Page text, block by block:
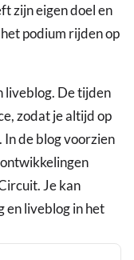
zijn eigen doel en
podium rijden op
liveblog. De tijden
zodat je altijd op
In de blog voorzien
Je kan
en liveblog in het